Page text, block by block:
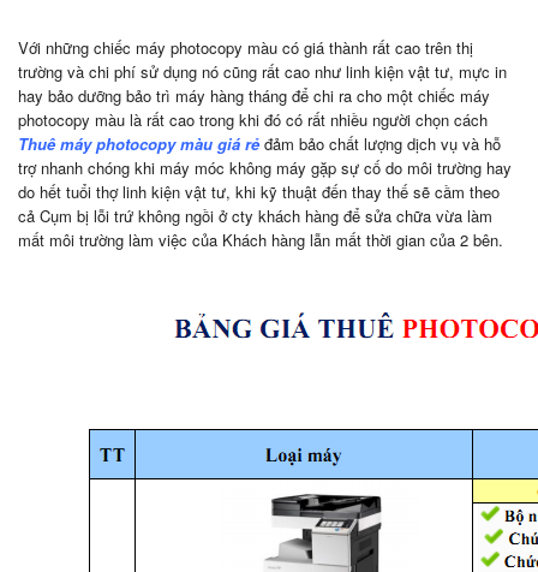
Với những chiếc máy photocopy màu có giá thành rất cao trên thị
trường và chi phí sử dụng nó cũng rất cao như linh kiện vật tư, mực in
hay bảo dưỡng bảo trì máy hàng tháng để chi ra cho một chiếc máy
photocopy màu là rất cao trong khi đó có rất nhiều người chọn cách
Thuê máy photocopy màu giá rẻ đảm bảo chất lượng dịch vụ và hỗ
trợ nhanh chóng khi máy móc không máy gặp sự cố do môi trường hay
do hết tuổi thợ linh kiện vật tư, khi kỹ thuật đến thay thế sẽ cầm theo
cả Cụm bị lỗi trứ không ngồi ở cty khách hàng để sửa chữa vừa làm
mất môi trường làm việc của Khách hàng lẫn mất thời gian của 2 bên.